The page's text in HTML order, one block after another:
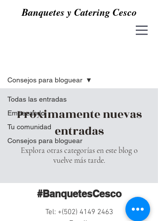
Banquetes y Catering Cesco
Todas las entradas
Empezando
Tu comunidad
Consejos para bloguear
Consejos para bloguear
Próximamente nuevas
entradas
Explora otras categorías en este blog o
vuelve más tarde.
#BanquetesCesco
Tel: +(502) 4149 2463